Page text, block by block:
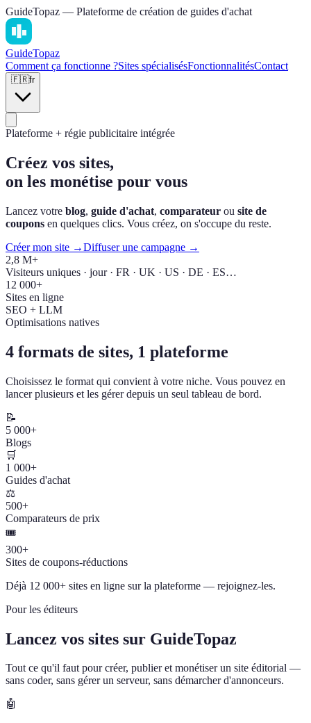
GuideTopaz — Plateforme de création de guides d'achat
GuideTopaz
Comment ça fonctionne ?Sites spécialisésFonctionnalitésContact
🇫🇷fr
Plateforme + régie publicitaire intégrée
Créez vos sites,
on les monétise pour vous
Lancez votre blog, guide d'achat, comparateur ou site de
coupons en quelques clics. Vous créez, on s'occupe du reste.
Créer mon site →Diffuser une campagne →
2,8 M+
Visiteurs uniques · jour · FR · UK · US · DE · ES…
12 000+
Sites en ligne
SEO + LLM
Optimisations natives
4 formats de sites, 1 plateforme
Choisissez le format qui convient à votre niche. Vous pouvez en
lancer plusieurs et les gérer depuis un seul tableau de bord.
📝
5 000+
Blogs
🛒
1 000+
Guides d'achat
⚖️
500+
Comparateurs de prix
🎟️
300+
Sites de coupons-réductions
Déjà 12 000+ sites en ligne sur la plateforme — rejoignez-les.
Pour les éditeurs
Lancez vos sites sur GuideTopaz
Tout ce qu'il faut pour créer, publier et monétiser un site éditorial —
sans coder, sans gérer un serveur, sans démarcher d'annonceurs.
🤖